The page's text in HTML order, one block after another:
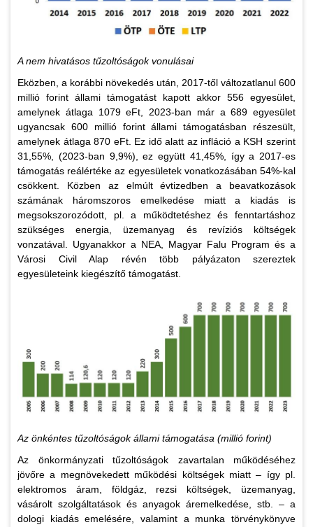
A nem hivatásos tűzoltóságok vonulásai
Eközben, a korábbi növekedés után, 2017-től változatlanul 600
millió forint állami támogatást kapott akkor 556 egyesület,
amelynek átlaga 1079 eFt, 2023-ban már a 689 egyesület
ugyancsak 600 millió forint állami támogatásban részesült,
amelynek átlaga 870 eFt. Ez idő alatt az infláció a KSH szerint
31,55%, (2023-ban 9,9%), ez együtt 41,45%, így a 2017-es
támogatás reálértéke az egyesületek vonatkozásában 54%-kal
csökkent. Közben az elmúlt évtizedben a beavatkozások
számának háromszoros emelkedése miatt a kiadás is
megsokszorozódott, pl. a működtetéshez és fenntartáshoz
szükséges energia, üzemanyag és revíziós költségek
vonzatával. Ugyanakkor a NEA, Magyar Falu Program és a
Városi Civil Alap révén több pályázaton szereztek
egyesületeink kiegészítő támogatást.
Az önkéntes tűzoltóságok állami támogatása (millió forint)
Az önkormányzati tűzoltóságok zavartalan működéséhez
jövőre a megnövekedett működési költségek miatt – így pl.
elektromos áram, földgáz, rezsi költségek, üzemanyag,
vásárolt szolgáltatások és anyagok áremelkedése, stb. – a
dologi kiadás emelésére, valamint a munka törvénykönyve